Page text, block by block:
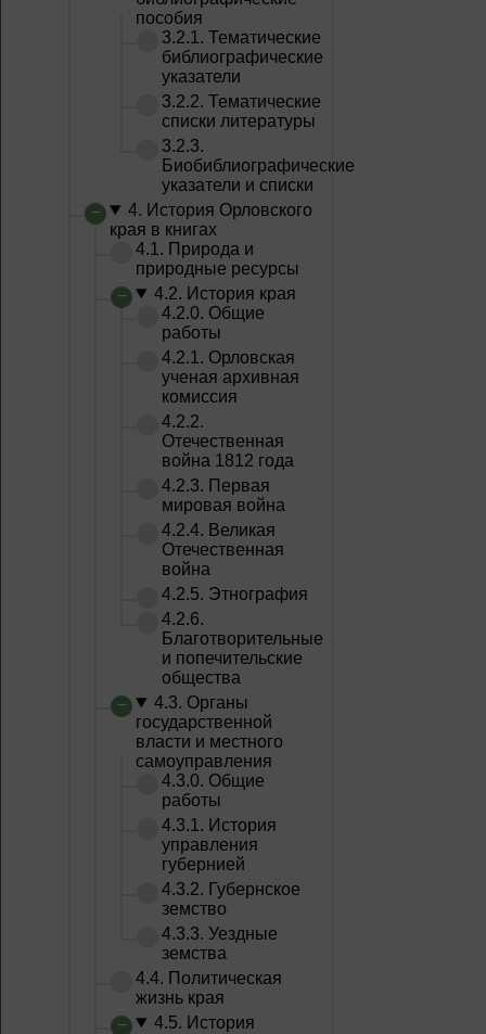
пособия
3.2.1. Тематические
библиографические
указатели
3.2.2. Тематические
списки литературы
3.2.3.
Биобиблиографические
указатели и списки
4. История Орловского
края в книгах
4.1. Природа и
природные ресурсы
4.2. История края
4.2.0. Общие
работы
4.2.1. Орловская
ученая архивная
комиссия
4.2.2.
Отечественная
война 1812 года
4.2.3. Первая
мировая война
4.2.4. Великая
Отечественная
война
4.2.5. Этнография
4.2.6.
Благотворительные
и попечительские
общества
4.3. Органы
государственной
власти и местного
самоуправления
4.3.0. Общие
работы
4.3.1. История
управления
губернией
4.3.2. Губернское
земство
4.3.3. Уездные
земства
4.4. Политическая
жизнь края
4.5. История